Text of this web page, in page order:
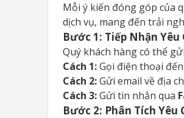
Mỗi ý kiến đóng góp của
dịch vụ, mang đến trải
Bước 1: Tiếp Nhận Yêu
Quý khách hàng có thể
Cách 1:Gọi điện thoại đến
Cách 2:Gửi email về địa
Cách 3:Gửi tin nhắn qua
Bước 2: Phân Tích Yêu